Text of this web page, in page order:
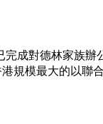
成對德林家族
規模最大的以聯